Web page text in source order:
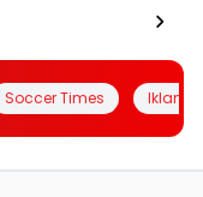
Soccer Times Iklanin